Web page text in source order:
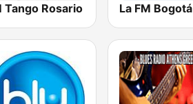
Tango Rosario La FM Bogotá